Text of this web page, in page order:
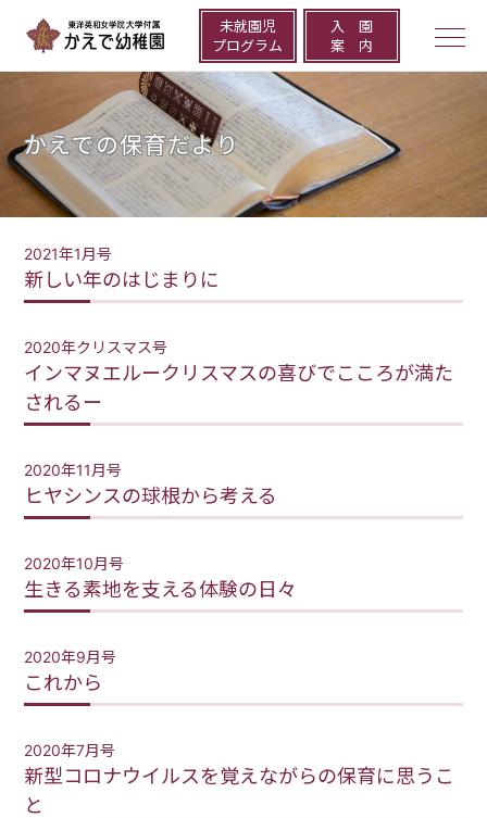
未就園児
プログラム
⼊ 園
案 内
かえでの保育だより
2021年1月号
新しい年のはじまりに
2020年クリスマス号
インマヌエルークリスマスの喜びでこころが満た
されるー
2020年11月号
ヒヤシンスの球根から考える
2020年10月号
生きる素地を支える体験の日々
2020年9月号
これから
2020年7月号
新型コロナウイルスを覚えながらの保育に思うこ
と